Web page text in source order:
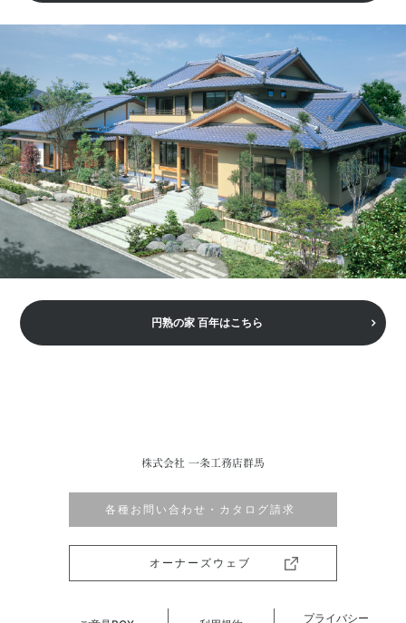
円熟の家 百年はこちら
株式会社 一条工務店群馬
各種お問い合わせ・カタログ請求
オーナーズウェブ
プライバシー